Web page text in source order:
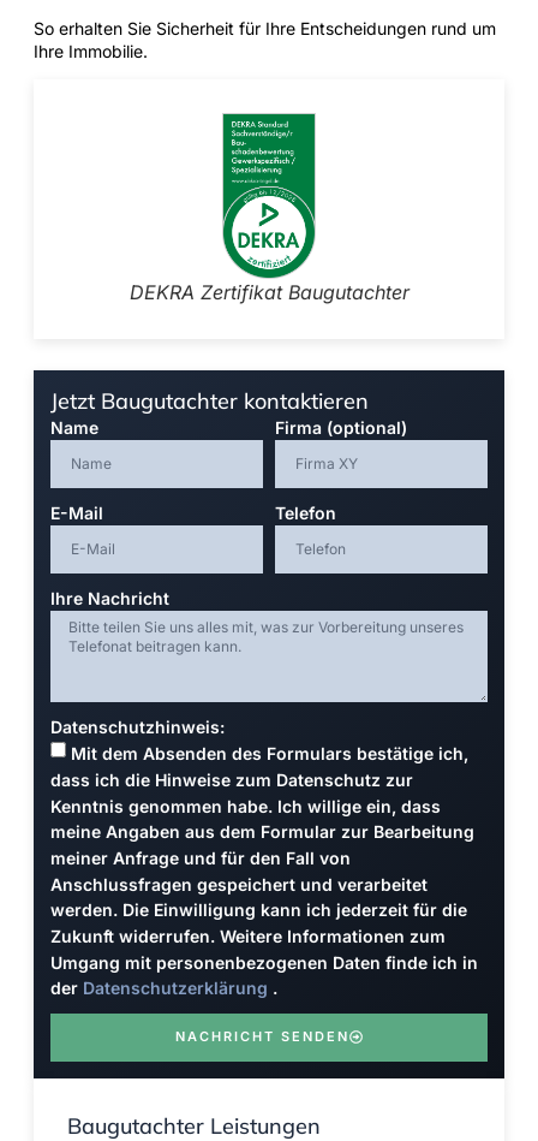
So erhalten Sie Sicherheit für Ihre Entscheidungen rund um
Ihre Immobilie.
DEKRA Zertifikat Baugutachter
Jetzt Baugutachter kontaktieren
Name Firma (optional)
E-Mail Telefon
Ihre Nachricht
Datenschutzhinweis:
Mit dem Absenden des Formulars bestätige ich,
dass ich die Hinweise zum Datenschutz zur
Kenntnis genommen habe. Ich willige ein, dass
meine Angaben aus dem Formular zur Bearbeitung
meiner Anfrage und für den Fall von
Anschlussfragen gespeichert und verarbeitet
werden. Die Einwilligung kann ich jederzeit für die
Zukunft widerrufen. Weitere Informationen zum
Umgang mit personenbezogenen Daten finde ich in
der Datenschutzerklärung .
NACHRICHT SENDEN
Baugutachter Leistungen